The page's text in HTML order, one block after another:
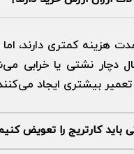
هزینه کمتری دارند،
۳ سال دچار نشتی یا خرابی
بیشتری ایجاد